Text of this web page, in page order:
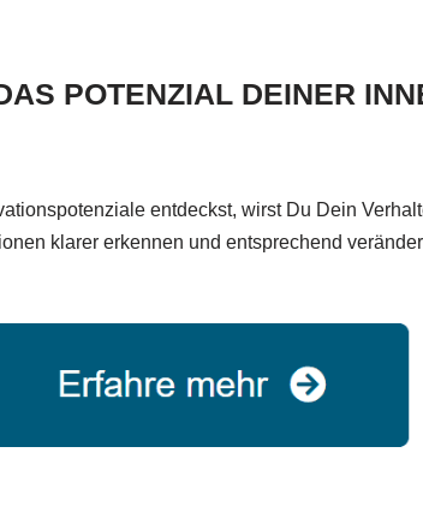
POTENZIAL DEINER
entdeckst, wirst Du Dein
klarer erkennen und entsprechend